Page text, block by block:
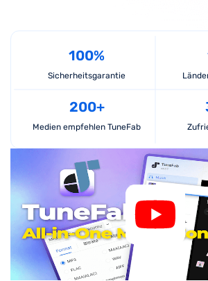
100%
Sicherheitsgarantie
200+
Medien empfehlen TuneFab